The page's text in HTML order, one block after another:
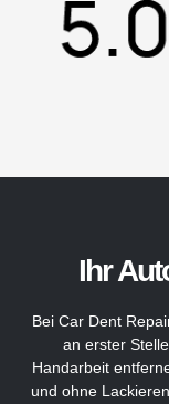
Ihr
Bei Car Dent
an erster
Handarbeit
und ohne